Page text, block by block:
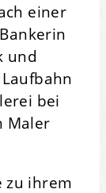
einer
und
bei
Maler
zu ihrem